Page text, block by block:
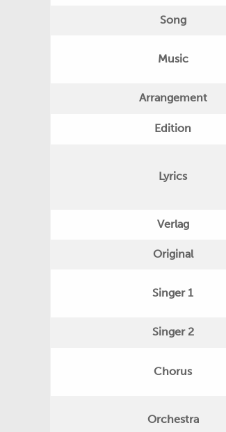
Song
Music
Arrangement
Edition
Lyrics
Verlag
Original
Singer 1
Singer 2
Chorus
Orchestra